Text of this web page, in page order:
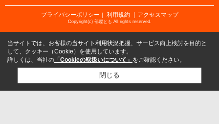
プライバシーポリシー ｜ 利用規約 ｜アクセスマップ
Copyright(c) 部屋とも All rights reserved.
当サイトでは、お客様の当サイト利用状況把握、サービス向上検討を目的と
して、クッキー（Cookie）を使用しています。
詳しくは、当社の 「Cookieの取扱いについて」 をご確認ください。
閉じる